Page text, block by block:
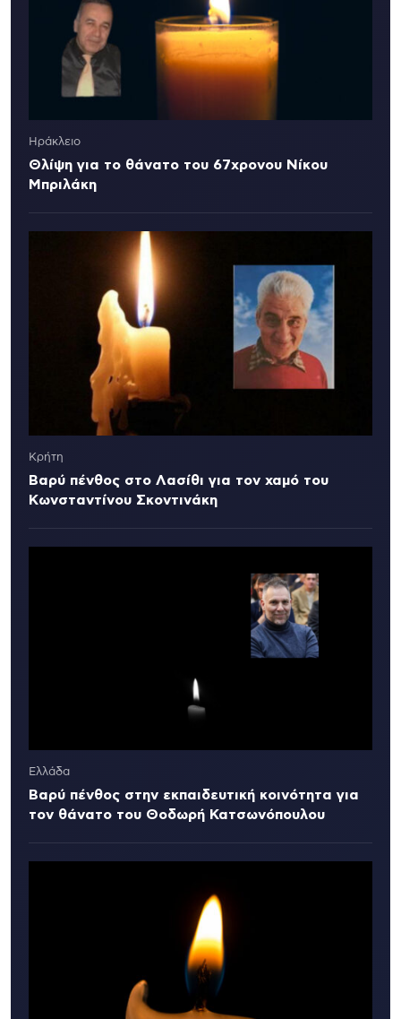
Ηράκλειο
Θλίψη για το θάνατο του 67χρονου Νίκου
Μπριλάκη
Κρήτη
Βαρύ πένθος στο Λασίθι για τον χαμό του
Κωνσταντίνου Σκοντινάκη
Ελλάδα
Βαρύ πένθος στην εκπαιδευτική κοινότητα για
τον θάνατο του Θοδωρή Κατσωνόπουλου